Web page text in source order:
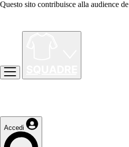
Questo sito contribuisce alla audience de
Accedi